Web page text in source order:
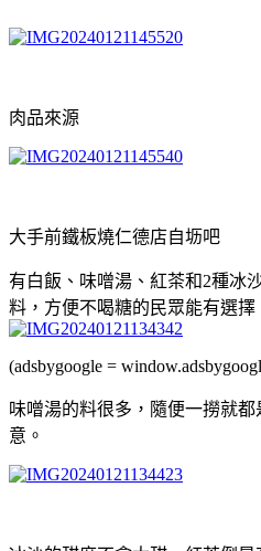
肉品來源
大手前鐵板燒仁德店自坜吧
有白飯、味噌湯、紅茶和2種冰
料，方便不喝糖的民眾能有選擇
(adsbygoogle =
味噌湯的料很多，隨便一撈就
意。